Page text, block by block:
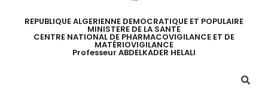
REPUBLIQUE ALGERIENNE DEMOCRATIQUE ET POPULAIRE
MINISTERE DE LA SANTE
CENTRE NATIONAL DE PHARMACOVIGILANCE ET DE
MATÉRIOVIGILANCE
Professeur ABDELKADER HELALI